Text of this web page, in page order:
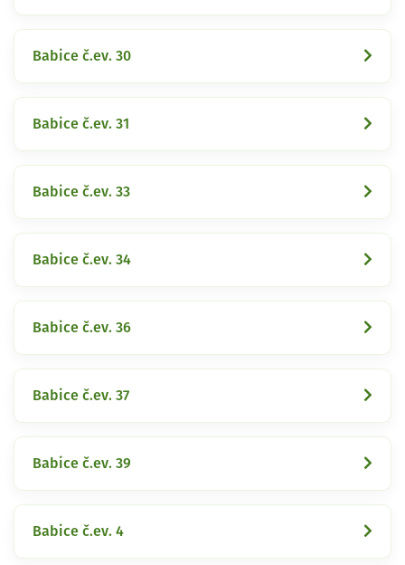
Babice č.ev. 30
Babice č.ev. 31
Babice č.ev. 33
Babice č.ev. 34
Babice č.ev. 36
Babice č.ev. 37
Babice č.ev. 39
Babice č.ev. 4